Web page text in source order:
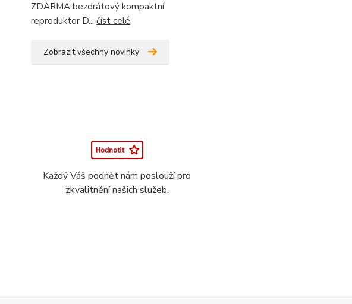
ZDARMA bezdrátový kompaktní
reproduktor D... číst celé
Zobrazit všechny novinky
Každý Váš podnět nám poslouží pro
zkvalitnění našich služeb.